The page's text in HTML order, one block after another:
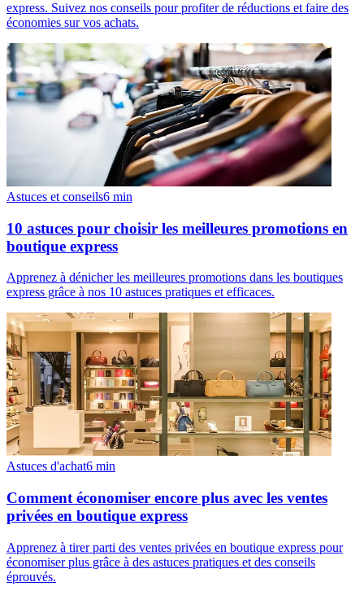
express. Suivez nos conseils pour profiter de réductions et faire des
économies sur vos achats.
Astuces et conseils6 min
10 astuces pour choisir les meilleures promotions en
boutique express
Apprenez à dénicher les meilleures promotions dans les boutiques
express grâce à nos 10 astuces pratiques et efficaces.
Astuces d'achat6 min
Comment économiser encore plus avec les ventes
privées en boutique express
Apprenez à tirer parti des ventes privées en boutique express pour
économiser plus grâce à des astuces pratiques et des conseils
éprouvés.